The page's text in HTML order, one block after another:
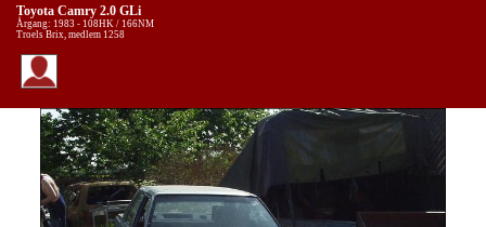
Toyota Camry 2.0 GLi
Årgang: 1983 - 108HK / 166NM
Troels Brix, medlem 1258